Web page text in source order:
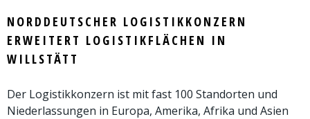
NORDDEUTSCHER LOGISTIKKONZERN
ERWEITERT LOGISTIKFLÄCHEN IN
WILLSTÄTT
Der Logistikkonzern ist mit fast 100 Standorten und
Niederlassungen in Europa, Amerika, Afrika und Asien